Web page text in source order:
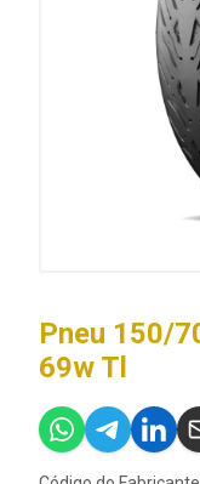
Pneu 150/
69w Tl